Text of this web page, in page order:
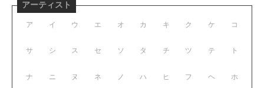
アーティスト
ア イ ウ エ オ
サ シ ス セ ソ
ナ ニ ヌ ネ ノ
カ キ ク ケ コ
タ チ ツ テ ト
ハ ヒ フ ヘ ホ